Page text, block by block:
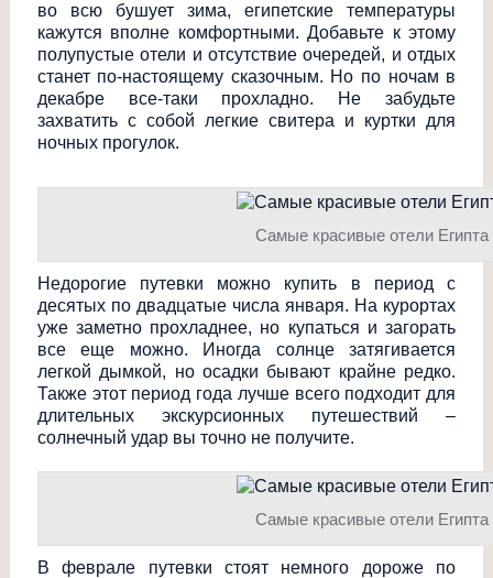
во всю бушует зима, египетские температуры
кажутся вполне комфортными. Добавьте к этому
полупустые отели и отсутствие очередей, и отдых
станет по-настоящему сказочным. Но по ночам в
декабре все-таки прохладно. Не забудьте
захватить с собой легкие свитера и куртки для
ночных прогулок.
Самые красивые отели Египта
Недорогие путевки можно купить в период с
десятых по двадцатые числа января. На курортах
уже заметно прохладнее, но купаться и загорать
все еще можно. Иногда солнце затягивается
легкой дымкой, но осадки бывают крайне редко.
Также этот период года лучше всего подходит для
длительных экскурсионных путешествий –
солнечный удар вы точно не получите.
Самые красивые отели Египта
В феврале путевки стоят немного дороже по